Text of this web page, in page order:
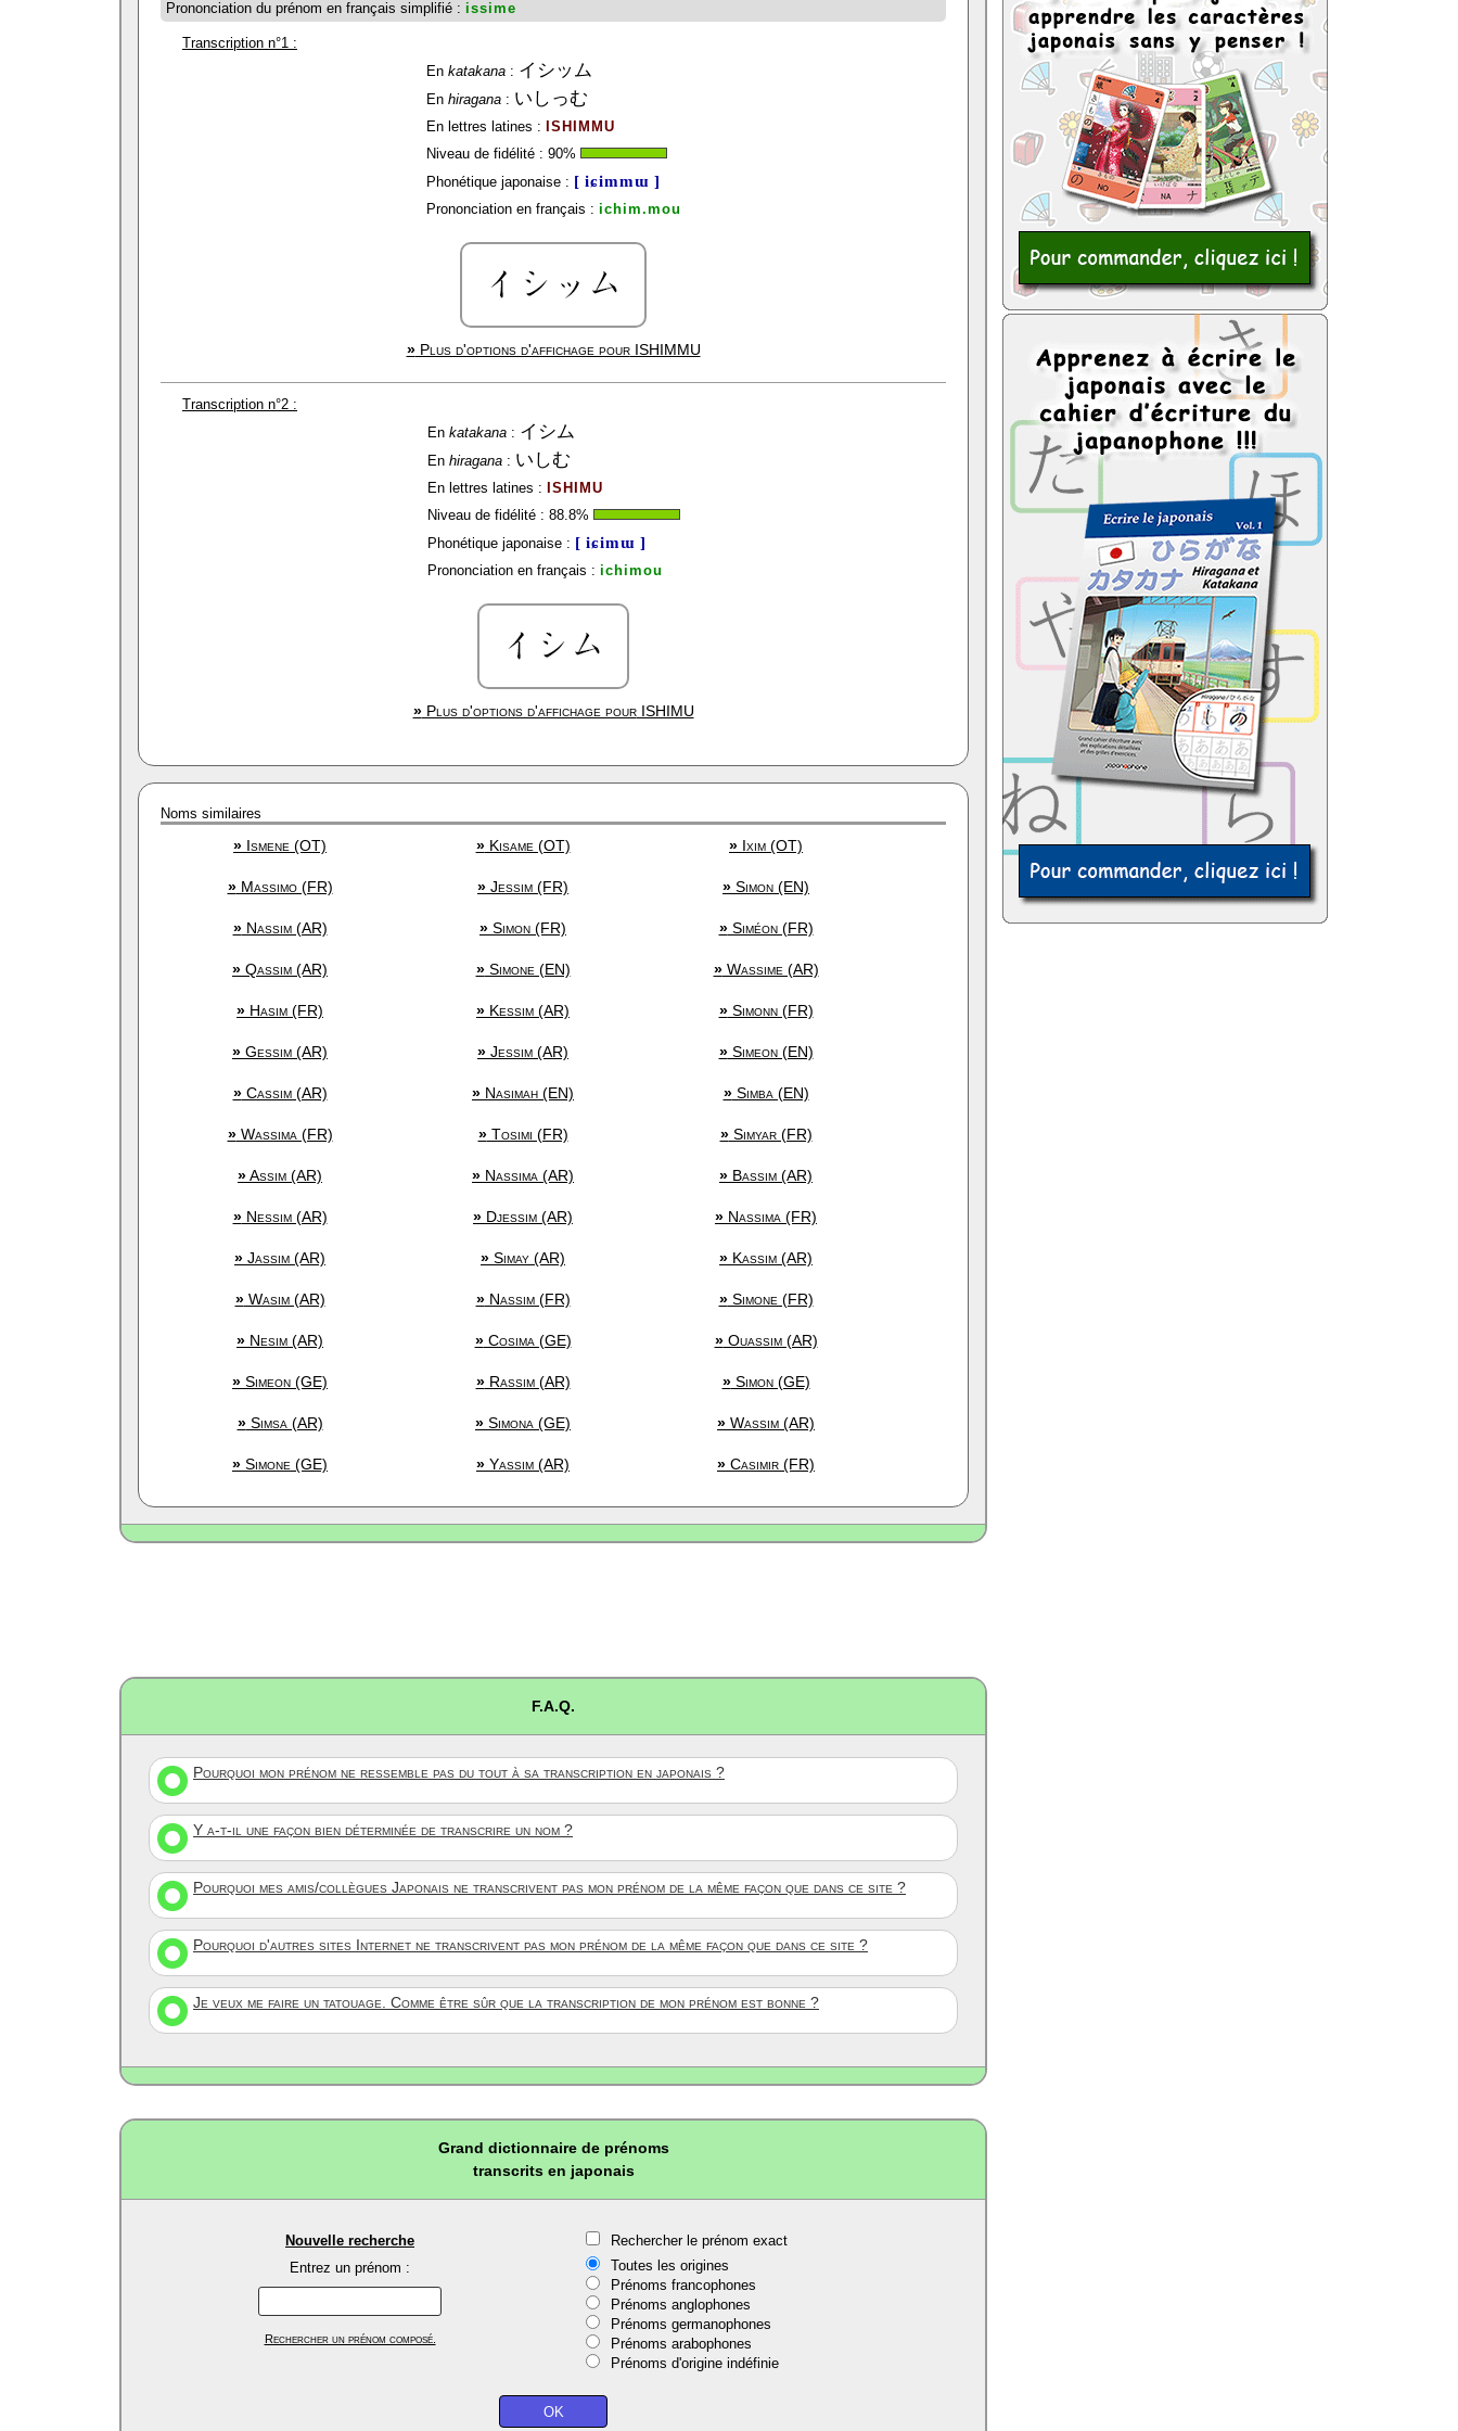
Prononciation du prénom en français simplifié : issime
Transcription n°1 :
En katakana: イシッム
En hiragana: いしっむ
En lettres latines :
ISHIMMU
Niveau de fidélité : 90%
Phonétique japonaise : [ iɕimmɯ ]
Prononciation en français : ichim.mou
»Plus d'options d'affichage pourISHIMMU
Transcription n°2 :
En katakana: イシム
En hiragana: いしむ
En lettres latines :
ISHIMU
Niveau de fidélité : 88.8%
Phonétique japonaise : [ iɕimɯ ]
Prononciation en français : ichimou
»Plus d'options d'affichage pourISHIMU
Noms similaires
» Ismene (OT) »Kisame (OT) » Ixim (OT)
»Massimo (FR) » Jessim (FR) » Simon (EN)
»Nassim (AR) » Simon (FR) »Siméon (FR)
» Qassim (AR) »Simone (EN) »Wassime (AR)
» Hasim (FR) » Kessim (AR) »Simonn (FR)
» Gessim (AR) » Jessim (AR) »Simeon (EN)
»Cassim (AR) » Nasimah (EN) »Simba (EN)
»Wassima (FR) »Tosimi (FR) »Simyar (FR)
»Assim (AR) » Nassima (AR) » Bassim (AR)
»Nessim (AR) » Djessim (AR) » Nassima (FR)
» Jassim (AR) » Simay (AR) » Kassim (AR)
»Wasim (AR) »Nassim (FR) »Simone (FR)
» Nesim (AR) »Cosima (GE) »Ouassim (AR)
» Simeon (GE) »Rassim (AR) »Simon (GE)
»Simsa (AR) » Simona (GE) » Wassim (AR)
» Simone (GE) » Yassim (AR) » Casimir (FR)
F.A.Q.
Pourquoi mon prénom ne ressemble pas du tout à sa transcription en japonais ?
Y a-t-il une façon bien déterminée de transcrire un nom ?
Pourquoi mes amis/collègues Japonais ne transcrivent pas mon prénom de la même façon que dans ce site ?
Pourquoi d'autres sites Internet ne transcrivent pas mon prénom de la même façon que dans ce site ?
Je veux me faire un tatouage. Comme être sûr que la transcription de mon prénom est bonne ?
Grand dictionnaire de prénoms
transcrits en japonais
Nouvelle recherche
Entrez un prénom :
Rechercher un prénom composé.
Rechercher le prénom exact
Toutes les origines
Prénoms francophones
Prénoms anglophones
Prénoms germanophones
Prénoms arabophones
Prénoms d'origine indéfinie